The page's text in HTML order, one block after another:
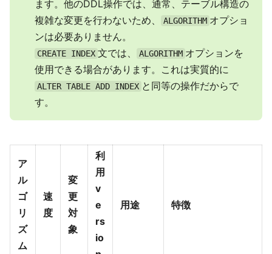
ます。他のDDL操作では、通常、テーブル構造の
複雑な変更を行わないため、
ALGORITHM オプショ
ンは必要ありません。
CREATE INDEX 文では、 ALGORITHM オプションを
使用できる場合があります。これは実質的に
ALTER TABLE ADD INDEX と同等の操作だからで
す。
ア
ル
ゴ
リ
ズ
ム
速
度
変
更
対
象
利
用
v
e
rs
io
用途 特徴